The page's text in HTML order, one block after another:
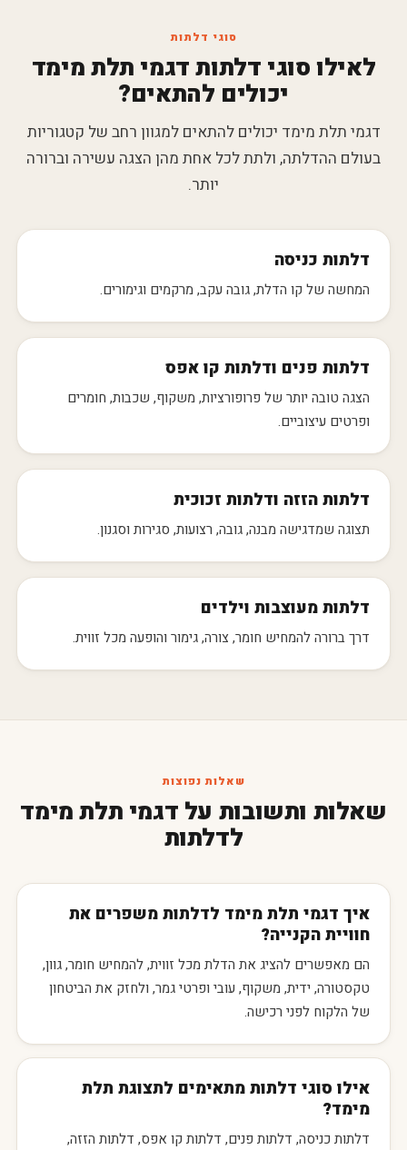
סוגי דלתות
לאילו סוגי דלתות דגמי תלת מימד
יכולים להתאים?
דגמי תלת מימד יכולים להתאים למגוון רחב של קטגוריות
בעולם ההדלתה, ולתת לכל אחת מהן הצגה עשירה וברורה
יותר.
דלתות כניסה
המחשה של קו הדלת, גובה עקב, מרקמים וגימורים.
דלתות פנים ודלתות קו אפס
הצגה טובה יותר של פרופורציות, משקוף, שכבות, חומרים
ופרטים עיצוביים.
דלתות הזזה ודלתות זכוכית
תצוגה שמדגישה מבנה, גובה, רצועות, סגירות וסגנון.
דלתות מעוצבות וילדים
דרך ברורה להמחיש חומר, צורה, גימור והופעה מכל זווית.
שאלות נפוצות
שאלות ותשובות על דגמי תלת מימד
לדלתות
איך דגמי תלת מימד לדלתות משפרים את
חוויית הקנייה?
הם מאפשרים להציג את הדלת מכל זווית, להמחיש חומר, גוון,
טקסטורה, ידית, משקוף, עובי ופרטי גמר, ולחזק את הביטחון
של הלקוח לפני רכישה.
אילו סוגי דלתות מתאימים לתצוגת תלת
מימד?
דלתות כניסה, דלתות פנים, דלתות קו אפס, דלתות הזזה,